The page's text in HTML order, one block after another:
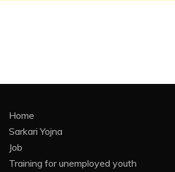
Home
Sarkari Yojna
Job
Training for unemployed youth